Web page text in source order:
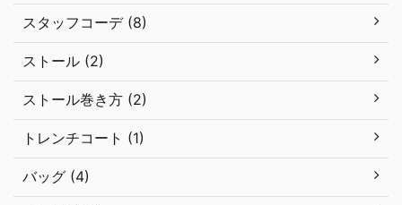
スタッフコーデ (8)
ストール (2)
ストール巻き方 (2)
トレンチコート (1)
バッグ (4)